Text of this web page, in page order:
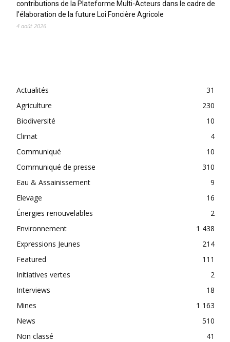
contributions de la Plateforme Multi-Acteurs dans le cadre de
l’élaboration de la future Loi Foncière Agricole
4 août 2026
Actualités
31
Agriculture
230
Biodiversité
10
Climat
4
Communiqué
10
Communiqué de presse
310
Eau & Assainissement
9
Elevage
16
Énergies renouvelables
2
Environnement
1 438
Expressions Jeunes
214
Featured
111
Initiatives vertes
2
Interviews
18
Mines
1 163
News
510
Non classé
41